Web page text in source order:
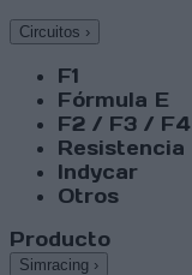
Circuitos ›
F1
Fórmula E
F2 / F3 / F4
Resistencia
Indycar
Otros
Producto
Simracing ›